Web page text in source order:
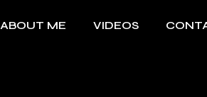
ABOUT ME VIDEOS